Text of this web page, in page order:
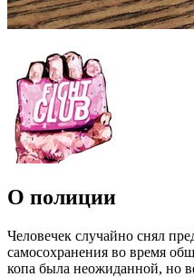
О полиции
Человечек случайно снял
самосохранения во время
копа была неожиданной, но